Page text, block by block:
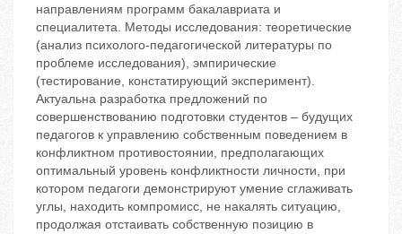
направлениям программ бакалавриата и
специалитета. Методы исследования: теоретические
(анализ психолого-педагогической литературы по
проблеме исследования), эмпирические
(тестирование, констатирующий эксперимент).
Актуальна разработка предложений по
совершенствованию подготовки студентов – будущих
педагогов к управлению собственным поведением в
конфликтном противостоянии, предполагающих
оптимальный уровень конфликтности личности, при
котором педагоги демонстрируют умение сглаживать
углы, находить компромисс, не накалять ситуацию,
продолжая отстаивать собственную позицию в